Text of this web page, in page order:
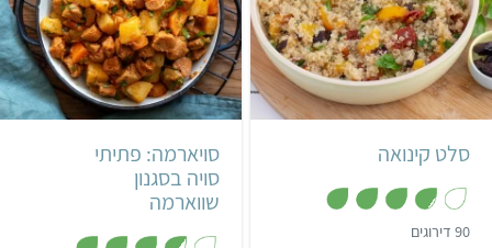
קל 50 דקות
סלט קינואה
90 דירוגים
בינוני שעה ו-20 דקות
4 מנות
סויארמה: פתיתי
סויה בסגנון
שווארמה